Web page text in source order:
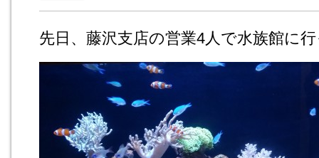
先日、藤沢支店の営業4人で水族館に